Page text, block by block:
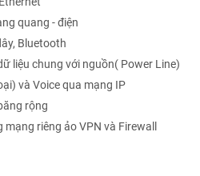
quang - điện
Bluetooth
liệu chung với nguồn( Power Line)
và Voice qua mạng IP
rộng
riêng ảo VPN và Firewall